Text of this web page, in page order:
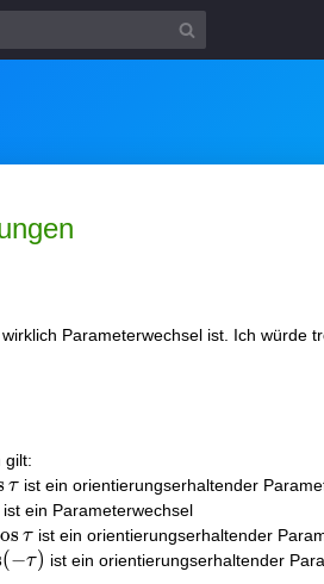
Parameterwechsel ist. Ich würde
gilt:
τist ein orientierungserhaltender
ist ein Parameterwechsel
os τ ist ein orientierungserhaltender
(−τ ) ist ein orientierungserhaltender